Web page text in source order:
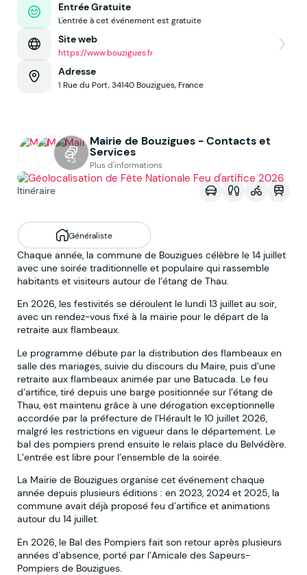
Entrée Gratuite
L'entrée à cet événement est gratuite
Site web
https://www.bouzigues.fr
Adresse
1 Rue du Port, 34140 Bouzigues, France
+3
Mairie de Bouzigues - Contacts et
Services
Plus d'informations
Voir sur la map
Itinéraire
Généraliste
Chaque année, la commune de Bouzigues célèbre le 14 juillet
avec une soirée traditionnelle et populaire qui rassemble
habitants et visiteurs autour de l’étang de Thau.
En 2026, les festivités se déroulent le lundi 13 juillet au soir,
avec un rendez-vous fixé à la mairie pour le départ de la
retraite aux flambeaux.
Le programme débute par la distribution des flambeaux en
salle des mariages, suivie du discours du Maire, puis d’une
retraite aux flambeaux animée par une Batucada. Le feu
d’artifice, tiré depuis une barge positionnée sur l’étang de
Thau, est maintenu grâce à une dérogation exceptionnelle
accordée par la préfecture de l’Hérault le 10 juillet 2026,
malgré les restrictions en vigueur dans le département. Le
bal des pompiers prend ensuite le relais place du Belvédère.
L’entrée est libre pour l’ensemble de la soirée.
La Mairie de Bouzigues organise cet événement chaque
année depuis plusieurs éditions : en 2023, 2024 et 2025, la
commune avait déjà proposé feu d’artifice et animations
autour du 14 juillet.
En 2026, le Bal des Pompiers fait son retour après plusieurs
années d’absence, porté par l’Amicale des Sapeurs-
Pompiers de Bouzigues.